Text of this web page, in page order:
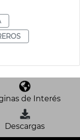
de Interés
Descargas